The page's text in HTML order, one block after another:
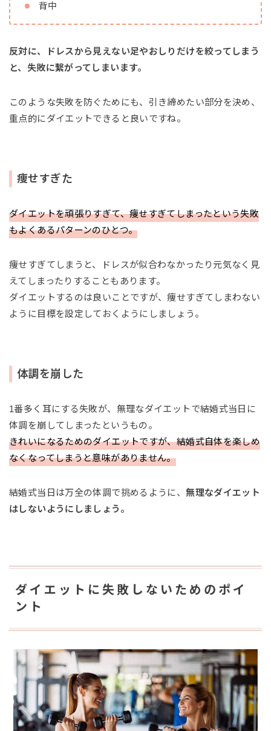
背中
反対に、ドレスから見えない足やおしりだけを絞ってしまう
と、失敗に繋がってしまいます。
このような失敗を防ぐためにも、引き締めたい部分を決め、
重点的にダイエットできると良いですね。
痩せすぎた
ダイエットを頑張りすぎて、痩せすぎてしまったという失敗
もよくあるパターンのひとつ。
痩せすぎてしまうと、ドレスが似合わなかったり元気なく見
えてしまったりすることもあります。
ダイエットするのは良いことですが、痩せすぎてしまわない
ように目標を設定しておくようにしましょう。
体調を崩した
1番多く耳にする失敗が、無理なダイエットで結婚式当日に
体調を崩してしまったというもの。
きれいになるためのダイエットですが、結婚式自体を楽しめ
なくなってしまうと意味がありません。
結婚式当日は万全の体調で挑めるように、無理なダイエット
はしないようにしましょう。
ダイエットに失敗しないためのポイ
ント